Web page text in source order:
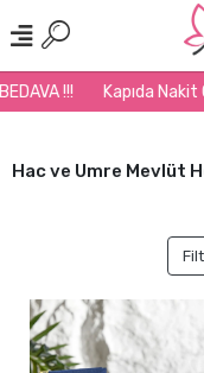
Kapıda Nakit Ödeme
Hac ve Umre Mevlüt